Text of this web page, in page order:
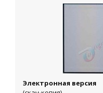
Электронная версия